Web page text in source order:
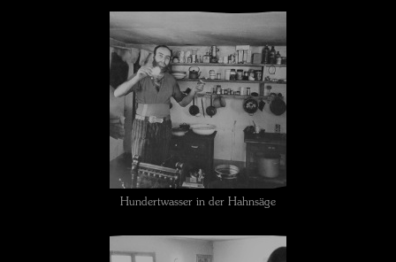
Hundertwasser in der Hahnsäge